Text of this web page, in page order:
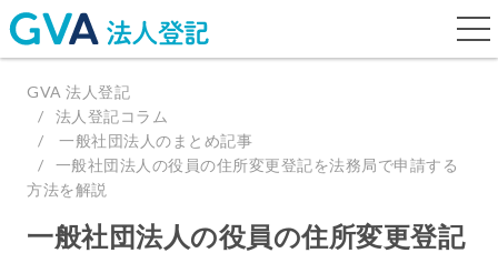
GVA 法人登記
法人登記コラム
一般社団法人のまとめ記事
一般社団法人の役員の住所変更登記を法務局で申請する
方法を解説
一般社団法人の役員の住所変更登記